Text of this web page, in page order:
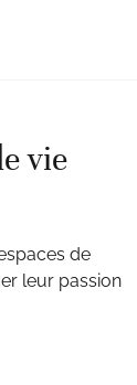
vie
de
leur passion